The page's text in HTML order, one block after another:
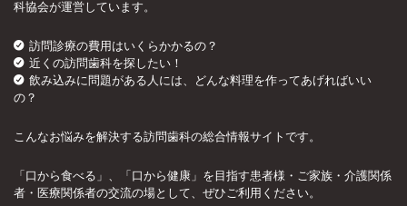
科協会が運営しています。
訪問診療の費用はいくらかかるの？
近くの訪問歯科を探したい！
飲み込みに問題がある人には、どんな料理を作ってあげればいい
の？
こんなお悩みを解決する訪問歯科の総合情報サイトです。
「口から食べる」、「口から健康」を目指す患者様・ご家族・介護関係
者・医療関係者の交流の場として、ぜひご利用ください。